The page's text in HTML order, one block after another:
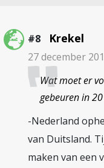
#8 Krekel
27 december
Wat moet er
gebeuren in
-Nederland
van Duitsland.
maken van een